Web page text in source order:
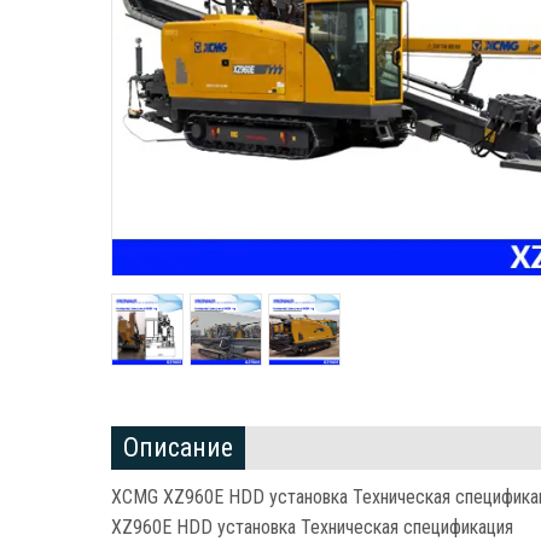
Описание
XCMG XZ960E HDD установка Техническая
XZ960E HDD установка Техническая спецификация